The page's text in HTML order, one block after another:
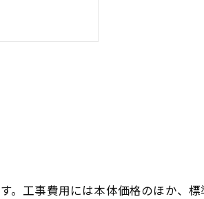
意点
用方法
ス
方を解説
重要
。工事費用には本体価格のほか、